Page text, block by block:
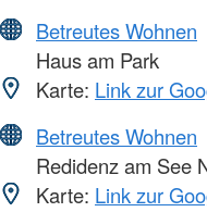
Betreutes Wohnen
Haus am Park
Karte: Link zur
Betreutes Wohnen
Redidenz am See
Karte: Link zur